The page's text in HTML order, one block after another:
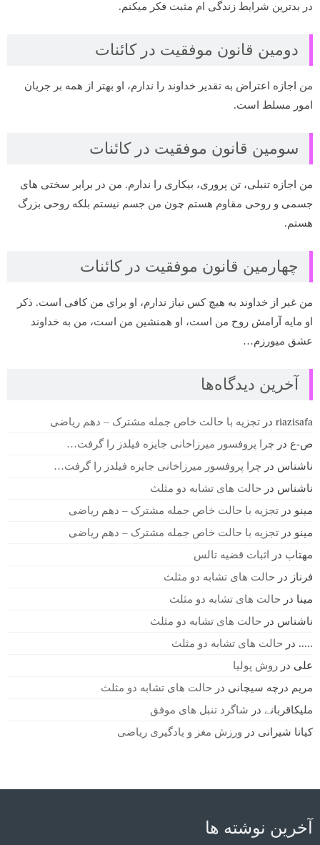
در بدترین شرایط زندگی ام مثبت فکر میکنم.
دومین قانون موفقیت در کائنات
من اجازه اعتراض به تقدیر خداوند را ندارم، او بهتر از همه بر جریان
امور مسلط است.
سومین قانون موفقیت در کائنات
من اجازه تنبلی، تن پروری، بیکاری را ندارم. من در برابر سختی های
جسمی و روحی مقاوم هستم چون من جسم نیستم بلکه روحی بزرگ
هستم.
چهارمین قانون موفقیت در کائنات
من غیر از خداوند به هیچ کس نیاز ندارم، او برای من کافی است. ذکر
او مایه آرامش روح من است، او همنشین من است، من به خداوند
عشق میورزم…
آخرین دیدگاه‌ها
riazisafa در تجزیه با حالت خاص جمله مشترک – دهم ریاضی
ص-ع در چرا پروفسور میرزاخانی جایزه فیلدز را گرفت…
ناشناس در چرا پروفسور میرزاخانی جایزه فیلدز را گرفت…
ناشناس در حالت های تشابه دو مثلث
مینو در تجزیه با حالت خاص جمله مشترک – دهم ریاضی
مینو در تجزیه با حالت خاص جمله مشترک – دهم ریاضی
مهتاب در
اثبات قضیه تالس
فرناز در حالت های تشابه دو مثلث
مینا در حالت های تشابه دو مثلث
ناشناس در حالت های تشابه دو مثلث
..... در حالت های تشابه دو مثلث
علی در روش پولیا
مریم درچه سیچانی در حالت های تشابه دو مثلث
ملیکاقربانے در شاگرد تنبل های موفق
کیانا شیرانی در ورزش مغز و یادگیری ریاضی
آخرین نوشته ها